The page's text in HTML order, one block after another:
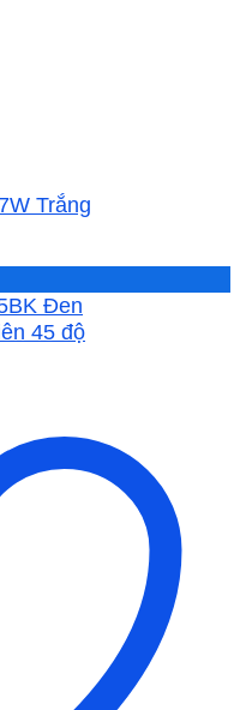
Trắng